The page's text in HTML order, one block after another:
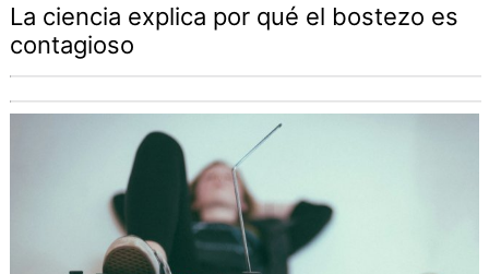
La ciencia explica por qué el bostezo es
contagioso